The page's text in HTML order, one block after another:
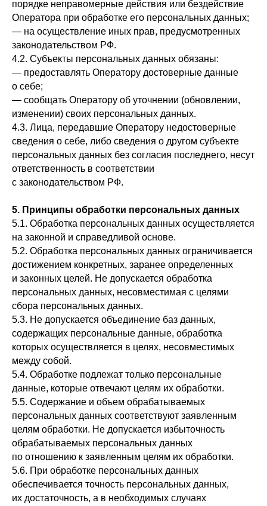
порядке неправомерные действия или бездействие
Оператора при обработке его персональных данных;
— на осуществление иных прав, предусмотренных
законодательством РФ.
4.2. Субъекты персональных данных обязаны:
— предоставлять Оператору достоверные данные
о себе;
— сообщать Оператору об уточнении (обновлении,
изменении) своих персональных данных.
4.3. Лица, передавшие Оператору недостоверные
сведения о себе, либо сведения о другом субъекте
персональных данных без согласия последнего, несут
ответственность в соответствии
с законодательством РФ.
5. Принципы обработки персональных данных
5.1. Обработка персональных данных осуществляется
на законной и справедливой основе.
5.2. Обработка персональных данных ограничивается
достижением конкретных, заранее определенных
и законных целей. Не допускается обработка
персональных данных, несовместимая с целями
сбора персональных данных.
5.3. Не допускается объединение баз данных,
содержащих персональные данные, обработка
которых осуществляется в целях, несовместимых
между собой.
5.4. Обработке подлежат только персональные
данные, которые отвечают целям их обработки.
5.5. Содержание и объем обрабатываемых
персональных данных соответствуют заявленным
целям обработки. Не допускается избыточность
обрабатываемых персональных данных
по отношению к заявленным целям их обработки.
5.6. При обработке персональных данных
обеспечивается точность персональных данных,
их достаточность, а в необходимых случаях